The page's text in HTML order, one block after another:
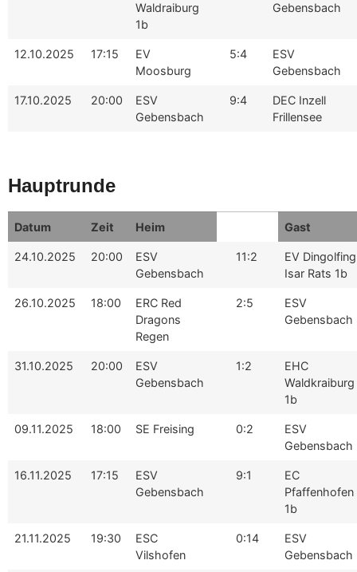
Waldraiburg
1b
Gebensbach
12.10.2025 17:15
EV
Moosburg
5:4
ESV
Gebensbach
17.10.2025 20:00
ESV
Gebensbach
9:4
DEC Inzell
Frillensee
Hauptrunde
Datum Zeit Heim Gast
24.10.2025 20:00
ESV
Gebensbach
11:2
EV Dingolfing
Isar Rats 1b
26.10.2025 18:00
ERC Red
Dragons
Regen
2:5
ESV
Gebensbach
31.10.2025 20:00
ESV
Gebensbach
1:2
EHC
Waldkraiburg
1b
09.11.2025 18:00 SE Freising 0:2
ESV
Gebensbach
16.11.2025 17:15
ESV
Gebensbach
9:1
EC
Pfaffenhofen
1b
21.11.2025 19:30
ESC
Vilshofen
0:14
ESV
Gebensbach